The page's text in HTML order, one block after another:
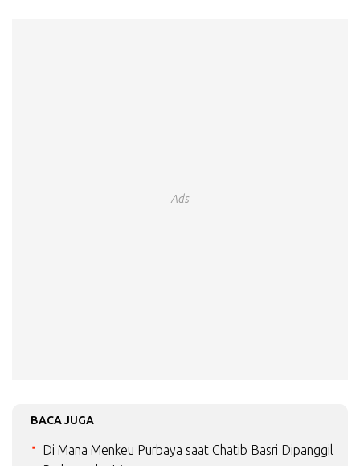
Ads
BACA JUGA
Di Mana Menkeu Purbaya saat Chatib Basri Dipanggil